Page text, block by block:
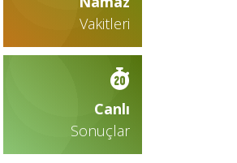
Vakitleri
Canlı
Sonuçlar